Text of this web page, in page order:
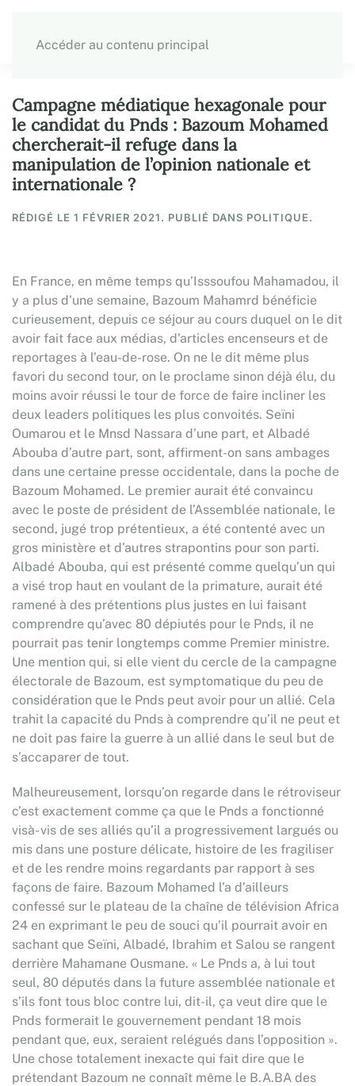
Accéder au contenu principal
Campagne médiatique hexagonale pour
le candidat du Pnds : Bazoum Mohamed
chercherait-il refuge dans la
manipulation de l’opinion nationale et
internationale ?
RÉDIGÉ LE 1 FÉVRIER 2021. PUBLIÉ DANS POLITIQUE.
En France, en même temps qu’Isssoufou Mahamadou, il
y a plus d'une semaine, Bazoum Mahamrd bénéficie
curieusement, depuis ce séjour au cours duquel on le dit
avoir fait face aux médias, d’articles encenseurs et de
reportages à l’eau-de-rose. On ne le dit même plus
favori du second tour, on le proclame sinon déjà élu, du
moins avoir réussi le tour de force de faire incliner les
deux leaders politiques les plus convoités. Seïni
Oumarou et le Mnsd Nassara d’une part, et Albadé
Abouba d’autre part, sont, affirment-on sans ambages
dans une certaine presse occidentale, dans la poche de
Bazoum Mohamed. Le premier aurait été convaincu
avec le poste de président de l’Assemblée nationale, le
second, jugé trop prétentieux, a été contenté avec un
gros ministère et d’autres strapontins pour son parti.
Albadé Abouba, qui est présenté comme quelqu’un qui
a visé trop haut en voulant de la primature, aurait été
ramené à des prétentions plus justes en lui faisant
comprendre qu’avec 80 dépiutés pour le Pnds, il ne
pourrait pas tenir longtemps comme Premier ministre.
Une mention qui, si elle vient du cercle de la campagne
électorale de Bazoum, est symptomatique du peu de
considération que le Pnds peut avoir pour un allié. Cela
trahit la capacité du Pnds à comprendre qu’il ne peut et
ne doit pas faire la guerre à un allié dans le seul but de
s’accaparer de tout.
Malheureusement, lorsqu’on regarde dans le rétroviseur
c’est exactement comme ça que le Pnds a fonctionné
visà- vis de ses alliés qu’il a progressivement largués ou
mis dans une posture délicate, histoire de les fragiliser
et de les rendre moins regardants par rapport à ses
façons de faire. Bazoum Mohamed l’a d’ailleurs
confessé sur le plateau de la chaîne de télévision Africa
24 en exprimant le peu de souci qu’il pourrait avoir en
sachant que Seïni, Albadé, Ibrahim et Salou se rangent
derrière Mahamane Ousmane. « Le Pnds a, à lui tout
seul, 80 députés dans la future assemblée nationale et
s’ils font tous bloc contre lui, dit-il, ça veut dire que le
Pnds formerait le gouvernement pendant 18 mois
pendant que, eux, seraient relégués dans l’opposition ».
Une chose totalement inexacte qui fait dire que le
prétendant Bazoum ne connaît même le B.A.BA des